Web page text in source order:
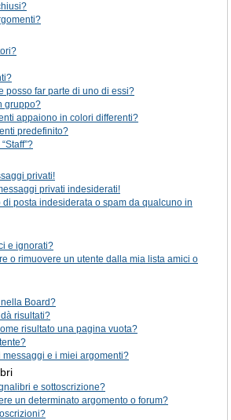
posso far parte di uno di essi?
gruppo?
appaiono in colori differenti?
predefinito?
privati!
privati indesiderati!
posta indesiderata o spam da qualcuno in
e ignorati?
o rimuovere un utente dalla mia lista amici o
Board?
risultati?
risultato una pagina vuota?
e i miei argomenti?
e sottoscrizione?
un determinato argomento o forum?